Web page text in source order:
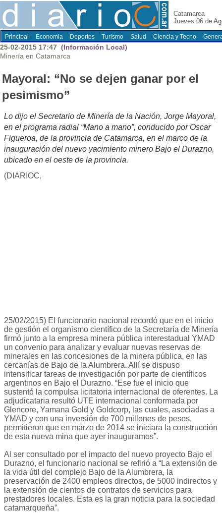
Catamarca
Jueves 06 de
Principal Economia Deportes Turismo Salud Ciencia y Tecno
25-02-2015 17:47 (Información Local)
Minería en Catamarca
Mayoral: “No se dejen ganar por el
pesimismo”
Lo dijo el Secretario de Minería de la Nación, Jorge Mayoral,
en el programa radial “Mano a mano”, conducido por Oscar
Figueroa, de la provincia de Catamarca, en el marco de la
inauguración del nuevo yacimiento minero Bajo el Durazno,
ubicado en el oeste de la provincia.
(DIARIOC,
25/02/2015) El funcionario nacional recordó que en el inicio
de gestión el organismo científico de la Secretaría de Minería
firmó junto a la empresa minera pública interestadual YMAD
un convenio para analizar y evaluar nuevas reservas de
minerales en las concesiones de la minera pública, en las
cercanías de Bajo de la Alumbrera. Allí se dispuso
intensificar tareas de investigación por parte de científicos
argentinos en Bajo el Durazno. “Ese fue el inicio que
sustentó la compulsa licitatoria internacional de oferentes. La
adjudicataria resultó UTE internacional conformada por
Glencore, Yamana Gold y Goldcorp, las cuales, asociadas a
YMAD y con una inversión de 700 millones de pesos,
permitieron que en marzo de 2014 se iniciara la construcción
de esta nueva mina que ayer inauguramos”.
Al ser consultado por el impacto del nuevo proyecto Bajo el
Durazno, el funcionario nacional se refirió a “La extensión de
la vida útil del complejo Bajo de la Alumbrera, la
preservación de 2400 empleos directos, de 5000 indirectos y
la extensión de cientos de contratos de servicios para
prestadores locales. Esta es la gran noticia para la sociedad
catamarqueña”.